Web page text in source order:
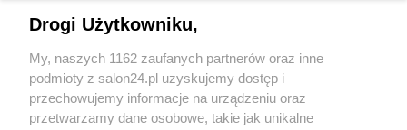
Sport
Społeczeństwo
Drogi Użytkowniku,
My, naszych 1162 zaufanych partnerów oraz inne
podmioty z salon24.pl uzyskujemy dostęp i
przechowujemy informacje na urządzeniu oraz
przetwarzamy dane osobowe, takie jak unikalne